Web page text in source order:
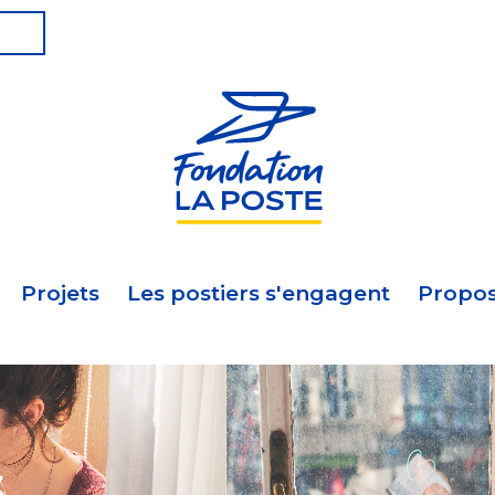
Projets Les postiers s'engagent